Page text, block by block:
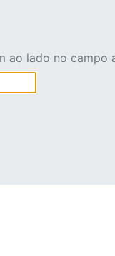
ao lado no campo